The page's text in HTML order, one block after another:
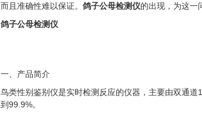
而且准确性难以保证。 鸽子公母检测仪的出现，为这一
鸽子公母检测仪
一、产品简介
鸟类性别鉴别仪是实时检测反应的仪器，主要由双通
到99.9%。